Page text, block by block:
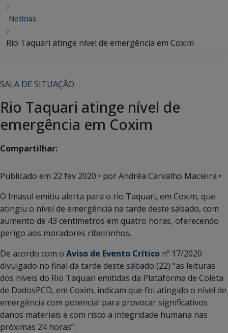
Notícias
Rio Taquari atinge nível de emergência em Coxim
SALA DE SITUAÇÃO
Rio Taquari atinge nível de
emergência em Coxim
Compartilhar:
Publicado em 22 fev 2020 • por Andréa Carvalho Macieira •
O Imasul emitiu alerta para o rio Taquari, em Coxim, que
atingiu o nível de emergência na tarde deste sábado, com
aumento de 43 centímetros em quatro horas, oferecendo
perigo aos moradores ribeirinhos.
De acordo com o Aviso de Evento Crítico nº 17/2020
divulgado no final da tarde deste sábado (22) “as leituras
dos níveis do Rio Taquari emitidas da Plataforma de Coleta
de DadosPCD, em Coxim, indicam que foi atingido o nível de
emergência com potencial para provocar significativos
danos materiais e com risco a integridade humana nas
próximas 24 horas”.